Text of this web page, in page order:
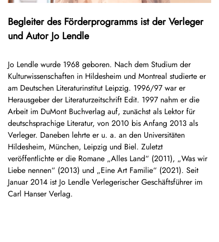
Begleiter des Förderprogramms ist der Verleger
und Autor Jo Lendle
Jo Lendle wurde 1968 geboren. Nach dem Studium der
Kulturwissenschaften in Hildesheim und Montreal studierte er
am Deutschen Literaturinstitut Leipzig. 1996/97 war er
Herausgeber der Literaturzeitschrift Edit. 1997 nahm er die
Arbeit im DuMont Buchverlag auf, zunächst als Lektor für
deutschsprachige Literatur, von 2010 bis Anfang 2013 als
Verleger. Daneben lehrte er u. a. an den Universitäten
Hildesheim, München, Leipzig und Biel. Zuletzt
veröffentlichte er die Romane „Alles Land“ (2011), „Was wir
Liebe nennen“ (2013) und „Eine Art Familie“ (2021). Seit
Januar 2014 ist Jo Lendle Verlegerischer Geschäftsführer im
Carl Hanser Verlag.